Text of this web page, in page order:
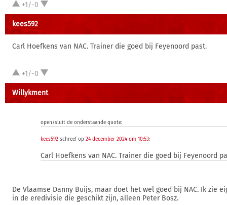
+1/-0
kees592
Carl Hoefkens van NAC. Trainer die goed bij Feyenoord past.
+1/-0
Willykment
open/sluit de onderstaande quote:
kees592 schreef op 24 december 2024 om 10:53:
Carl Hoefkens van NAC. Trainer die goed bij Feyenoord
De Vlaamse Danny Buijs, maar doet het wel goed bij NAC. Ik zie
in de eredivisie die geschikt zijn, alleen Peter Bosz.